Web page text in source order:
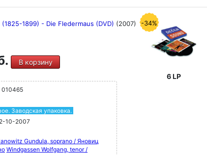
1899) - Die Fledermaus (DVD) (2007)
В корзину
010465
Заводская упаковка.
10-2007
Gundula, soprano / Яновиц
Windgassen Wolfgang, tenor /
-34%
6 LP